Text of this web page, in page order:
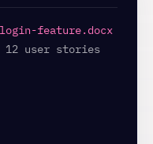
feature.docx
12 user stories